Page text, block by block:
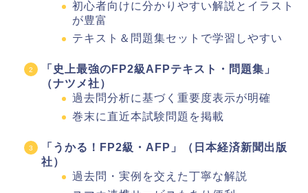
初心者向けに分かりやすい解説とイラスト
が豊富
テキスト＆問題集セットで学習しやすい
「史上最強のFP2級AFPテキスト・問題集」
（ナツメ社）
過去問分析に基づく重要度表示が明確
巻末に直近本試験問題を掲載
「うかる！FP2級・AFP」（日本経済新聞出版
社）
過去問・実例を交えた丁寧な解説